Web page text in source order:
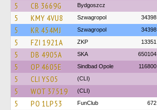
5 CB 3669G Bydgoszcz
5 KMY 4VU8 Szwagropol 34398
5 KR 454MJ Szwagropol 34398
5 FZI 1921A ZKP 13351
5 DB 4905A SKA 650104
5 OP 4605E Sindbad Opole 116800
5 CLI YS05 (CLI)
5 WOT 37519 (CLI)
5 PO 1LP53 FunClub 672